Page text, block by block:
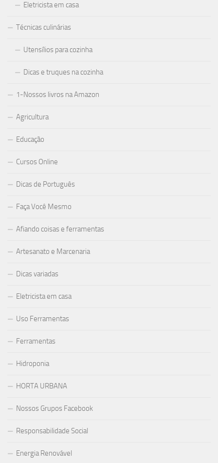
Eletricista em casa
Técnicas culinárias
Utensílios para cozinha
Dicas e truques na cozinha
1-Nossos livros na Amazon
Agricultura
Educação
Cursos Online
Dicas de Português
Faça Você Mesmo
Afiando coisas e ferramentas
Artesanato e Marcenaria
Dicas variadas
Eletricista em casa
Uso Ferramentas
Ferramentas
Hidroponia
HORTA URBANA
Nossos Grupos Facebook
Responsabilidade Social
Energia Renovável